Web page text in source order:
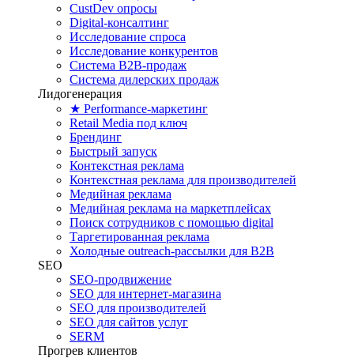
CustDev опросы
Digital-консалтинг
Исследование спроса
Исследование конкурентов
Система B2B-продаж
Система дилерских продаж
Лидогенерация
★ Performance-маркетинг
Retail Media под ключ
Брендинг
Быстрый запуск
Контекстная реклама
Контекстная реклама для производителей
Медийная реклама
Медийная реклама на маркетплейсах
Поиск сотрудников с помощью digital
Таргетированная реклама
Холодные outreach-рассылки для B2B
SEO
SEO-продвижение
SEO для интернет-магазина
SEO для производителей
SEO для сайтов услуг
SERM
Прогрев клиентов